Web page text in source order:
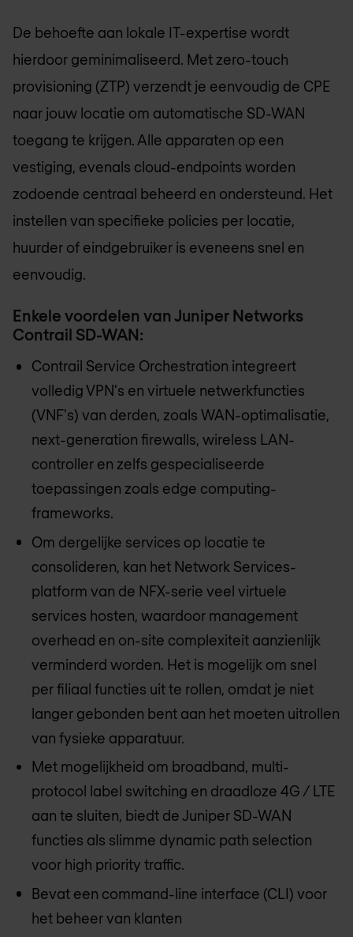
De behoefte aan lokale IT-expertise wordt
hierdoor geminimaliseerd. Met zero-touch
provisioning (ZTP) verzendt je eenvoudig de CPE
naar jouw locatie om automatische SD-WAN
toegang te krijgen. Alle apparaten op een
vestiging, evenals cloud-endpoints worden
zodoende centraal beheerd en ondersteund. Het
instellen van specifieke policies per locatie,
huurder of eindgebruiker is eveneens snel en
eenvoudig.
Enkele voordelen van Juniper Networks
Contrail SD-WAN:
Contrail Service Orchestration integreert
volledig VPN's en virtuele netwerkfuncties
(VNF's) van derden, zoals WAN-optimalisatie,
next-generation firewalls, wireless LAN-
controller en zelfs gespecialiseerde
toepassingen zoals edge computing-
frameworks.
Om dergelijke services op locatie te
consolideren, kan het Network Services-
platform van de NFX-serie veel virtuele
services hosten, waardoor management
overhead en on-site complexiteit aanzienlijk
verminderd worden. Het is mogelijk om snel
per filiaal functies uit te rollen, omdat je niet
langer gebonden bent aan het moeten uitrollen
van fysieke apparatuur.
Met mogelijkheid om broadband, multi-
protocol label switching en draadloze 4G / LTE
aan te sluiten, biedt de Juniper SD-WAN
functies als slimme dynamic path selection
voor high priority traffic.
Bevat een command-line interface (CLI) voor
het beheer van klanten